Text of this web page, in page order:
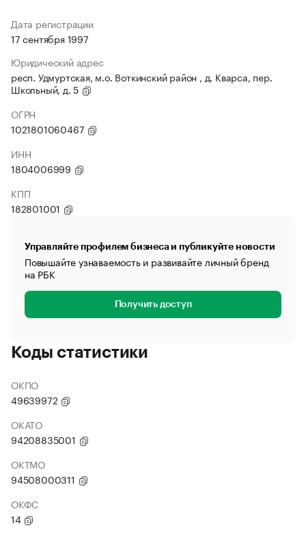
Дата регистрации
17 сентября 1997
Юридический адрес
респ. Удмуртская, м.о. Воткинский район , д. Кварса, пер.
Школьный, д. 5
ОГРН
1021801060467
ИНН
1804006999
КПП
182801001
Управляйте профилем бизнеса и публикуйте новости
Повышайте узнаваемость и развивайте личный бренд
на РБК
Получить доступ
Коды статистики
ОКПО
49639972
ОКАТО
94208835001
ОКТМО
94508000311
ОКФС
14